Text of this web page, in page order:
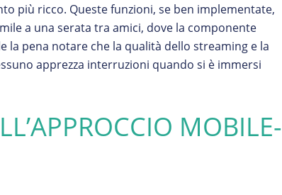
più ricco. Queste funzioni, se ben implementate,
a una serata tra amici, dove la componente
la pena notare che la qualità dello streaming e la
apprezza interruzioni quando si è immersi
MOBILE-